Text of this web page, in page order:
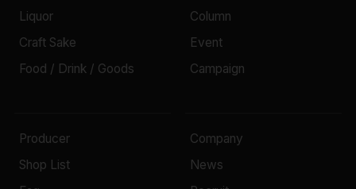
Liquor
Craft Sake
Food / Drink / Goods
Column
Event
Campaign
Producer
Shop List
Company
News